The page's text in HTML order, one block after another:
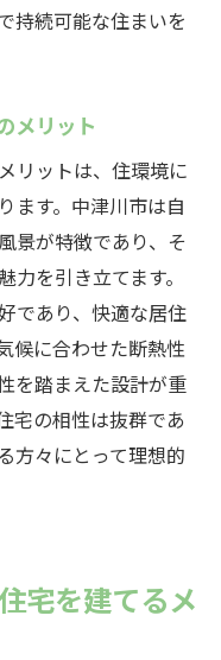
家づくり
選定
工夫
た住宅
り
持続可能な住まいを
メリット
リットは、住環境に
ます。中津川市は自
景が特徴であり、そ
を引き立てます。
であり、快適な居住
候に合わせた断熱性
を踏まえた設計が重
宅の相性は抜群であ
方々にとって理想的
宅を建てるメ